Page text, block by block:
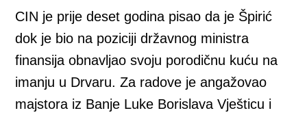
CIN je prije deset godina pisao da je Špirić
dok je bio na poziciji državnog ministra
finansija obnavljao svoju porodičnu kuću na
imanju u Drvaru. Za radove je angažovao
majstora iz Banje Luke Borislava Vješticu i